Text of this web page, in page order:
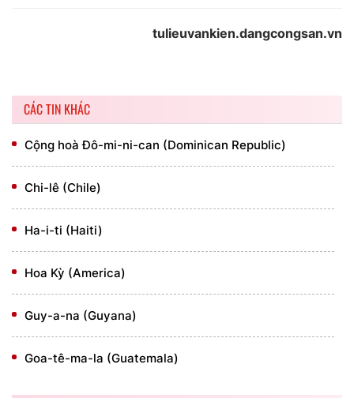
tulieuvankien.dangcongsan.vn
CÁC TIN KHÁC
Cộng hoà Đô-mi-ni-can (Dominican Republic)
Chi-lê (Chile)
Ha-i-ti (Haiti)
Hoa Kỳ (America)
Guy-a-na (Guyana)
Goa-tê-ma-la (Guatemala)